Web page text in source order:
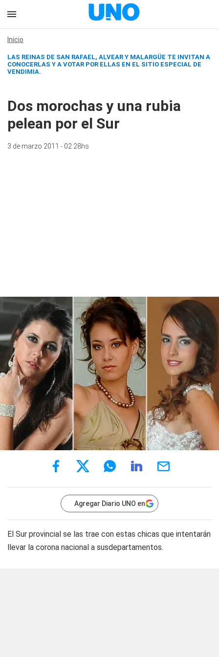
Inicio
LAS REINAS DE SAN RAFAEL, ALVEAR Y MALARGÜE TE INVITAN A
CONOCERLAS Y A VOTAR POR ELLAS EN EL SITIO ESPECIAL DE
VENDIMIA.
Dos morochas y una rubia
pelean por el Sur
3 de marzo 2011 - 02:28hs
Agregar Diario UNO en
El Sur provincial se las trae con estas chicas que intentarán
llevar la corona nacional a susdepartamentos.